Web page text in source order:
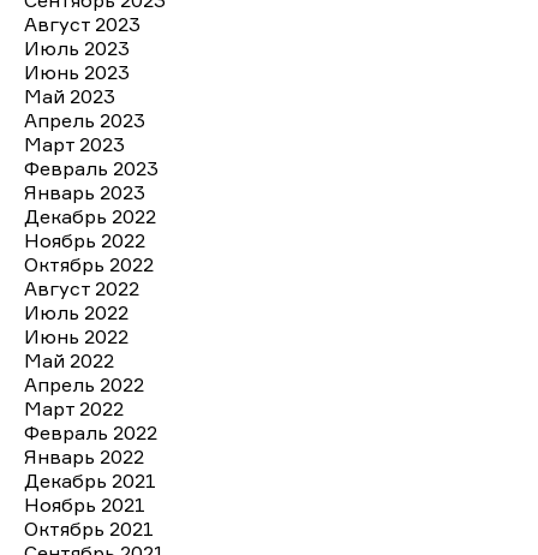
Август 2023
Июль 2023
Июнь 2023
Май 2023
Апрель 2023
Март 2023
Февраль 2023
Январь 2023
Декабрь 2022
Ноябрь 2022
Октябрь 2022
Август 2022
Июль 2022
Июнь 2022
Май 2022
Апрель 2022
Март 2022
Февраль 2022
Январь 2022
Декабрь 2021
Ноябрь 2021
Октябрь 2021